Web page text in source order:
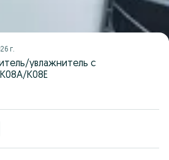
г.
увлажнитель с
К08Е